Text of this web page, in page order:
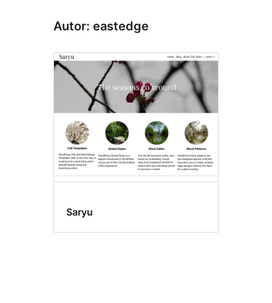
Autor: eastedge
Saryu